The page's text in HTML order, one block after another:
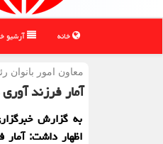
خانه آرشیو
معاون امور بانوان
آمار فرزند
به گزارش
اظهار داشت: آمار